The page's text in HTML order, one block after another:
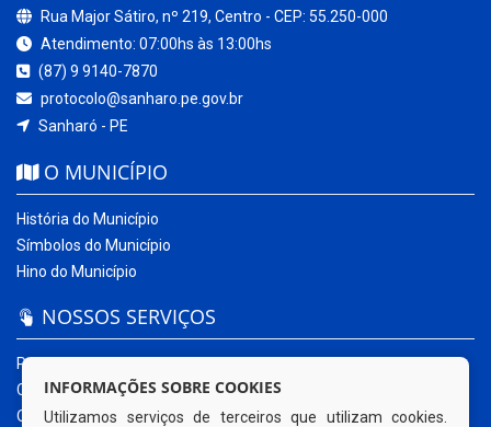
Rua Major Sátiro, nº 219, Centro - CEP: 55.250-000
Atendimento: 07:00hs às 13:00hs
(87) 9 9140-7870
protocolo@sanharo.pe.gov.br
Sanharó - PE
O MUNICÍPIO
História do Município
Símbolos do Município
Hino do Município
NOSSOS SERVIÇOS
Portal da Transparência
Carta de Serviços ao Usuário
Ouvidoria Municipal
INFORMAÇÕES SOBRE COOKIES
Utilizamos serviços de terceiros que utilizam cookies.